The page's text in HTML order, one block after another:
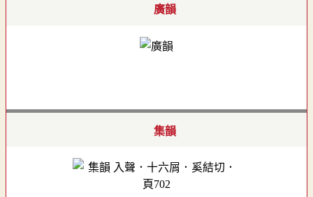
廣韻
集韻